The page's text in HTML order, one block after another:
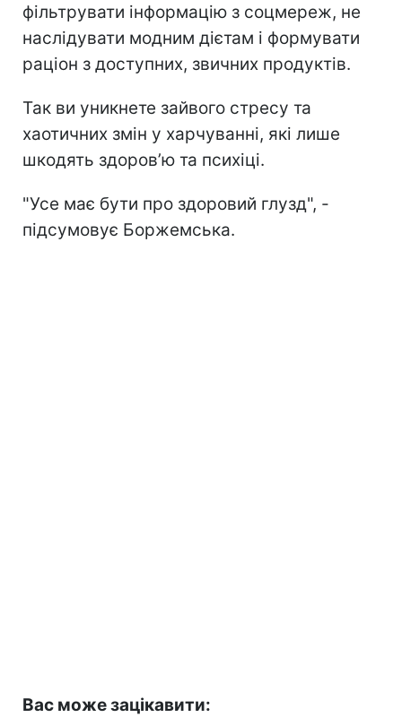
фільтрувати інформацію з соцмереж, не
наслідувати модним дієтам і формувати
раціон з доступних, звичних продуктів.
Так ви уникнете зайвого стресу та
хаотичних змін у харчуванні, які лише
шкодять здоров’ю та психіці.
"Усе має бути про здоровий глузд", -
підсумовує Боржемська.
Вас може зацікавити: